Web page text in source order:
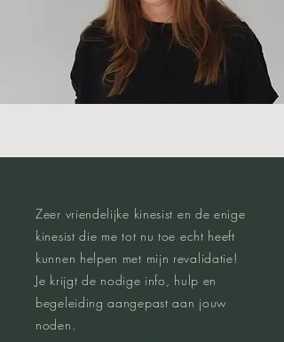
Zeer vriendelijke kinesist en de enige
kinesist die me tot nu toe echt heeft
kunnen helpen met mijn revalidatie!
Je krijgt de nodige info, hulp en
begeleiding aangepast aan jouw
noden.